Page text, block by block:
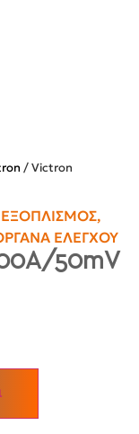
/ Victron
,
ΕΛΈΓΧΟΥ
50mV